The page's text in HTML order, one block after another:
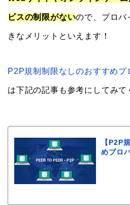
ビスの制限がないので、プロバ
きなメリットといえます！
P2P規制制限なしのおすすめプ
は下記の記事も参考にしてみて
【P2P
めプロ